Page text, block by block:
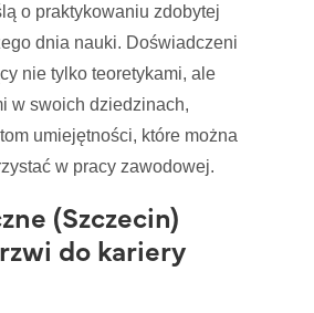
o praktykowaniu zdobytej
dnia nauki. Doświadczeni
nie tylko teoretykami, ale
w swoich dziedzinach,
umiejętności, które można
w pracy zawodowej.
(Szczecin)
do kariery